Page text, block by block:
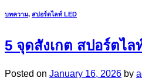
บทความ, สปอร์ตไลท์ LED
5 จุดสังเกต สปอร์ตไ
Posted on January 16, 2026 by